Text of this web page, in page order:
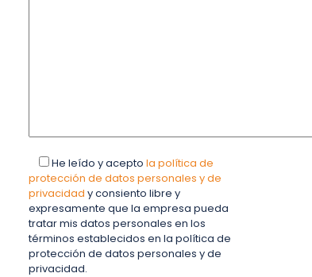
He leído y acepto la política de
protección de datos personales y de
privacidad y consiento libre y
expresamente que la empresa pueda
tratar mis datos personales en los
términos establecidos en la política de
protección de datos personales y de
privacidad.